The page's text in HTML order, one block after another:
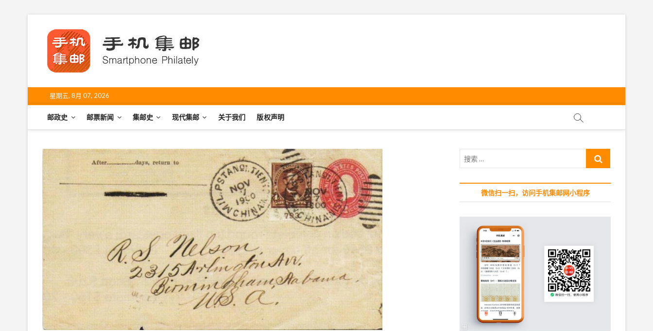
n
星期五, 8月 07, 2026
邮政史 邮票新闻 集邮史 现代集邮 关于我们 版权声明
微信扫一扫，访问手机集邮网小程序